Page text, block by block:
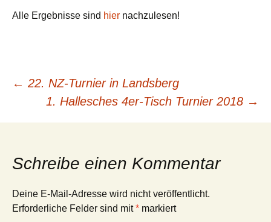
Alle Ergebnisse sind hier nachzulesen!
Beitrags-
Navigation
← 22. NZ-Turnier in Landsberg
1. Hallesches 4er-Tisch Turnier 2018 →
Schreibe einen Kommentar
Deine E-Mail-Adresse wird nicht veröffentlicht.
Erforderliche Felder sind mit* markiert